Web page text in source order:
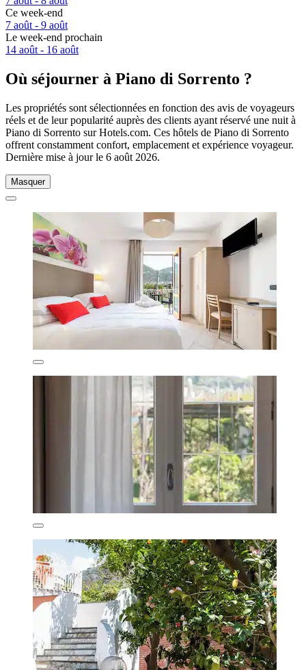
Ce week-end
7 août - 9 août
Le week-end prochain
14 août - 16 août
Où séjourner à Piano di Sorrento ?
Les propriétés sont sélectionnées en fonction des avis de voyageurs
réels et de leur popularité auprès des clients ayant réservé une nuit à
Piano di Sorrento sur Hotels.com. Ces hôtels de Piano di Sorrento
offrent constamment confort, emplacement et expérience voyageur.
Dernière mise à jour le 6 août 2026.
Masquer